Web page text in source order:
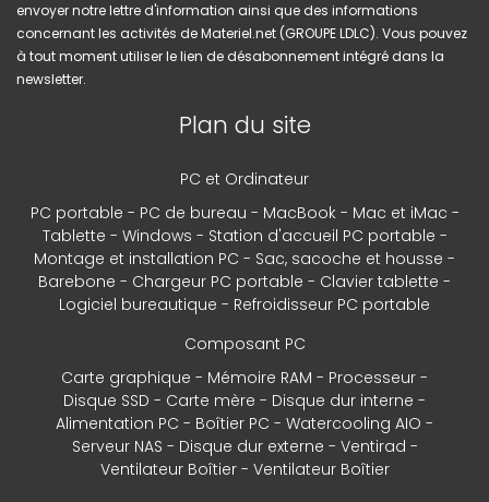
envoyer notre lettre d'information ainsi que des informations
concernant les activités de Materiel.net (GROUPE LDLC). Vous pouvez
à tout moment utiliser le lien de désabonnement intégré dans la
newsletter.
Plan du site
PC et Ordinateur
PC portable
PC de bureau MacBook
Mac et iMac
Tablette
Windows
Station d'accueil PC portable
Montage et installation PC
Sac, sacoche et housse
Barebone
Chargeur PC portable
Clavier tablette
Logiciel bureautique
Refroidisseur PC portable
Composant PC
Carte graphique
Mémoire RAM
Processeur
Disque SSD
Carte mère
Disque dur interne
Alimentation PC
Boîtier PC
Watercooling AIO
Serveur NAS
Disque dur externe
Ventirad
Ventilateur Boîtier
Ventilateur Boîtier